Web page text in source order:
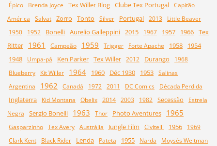
Épico
Brenda Joyce Tex Willer Blog Clube Tex Portugal Capitão
América
Salvat Zorro Tonto Silver Portugal 2013
Little Beaver
1950
1952 Bonelli Aurelio Galleppini 2015 1967 1957 1966 Tex
Ritter
1961 Campeão 1959 Trigger Forte Apache 1958
1954
1948
Umpa-pá Ken Parker Tex Willer 2012 Durango
1968
Blueberry
Kit Willer 1964 1960 Déc 1930 1953 Salinas
Argentina
1962 Canadá 1972 2011 DC Comics Década Perdida
Inglaterra Kid Montana Obelix 2014 2003 1982 Secessão
Estrela
Negra
Sergio Bonelli 1963 Thor Photo Aventures 1965
Gasparzinho Tex Avery Austrália Jungle Film Civitelli 1956
1969
Clark Kent
Black Rider Lenda Pateta 1955 Narda
Moysés Weltman